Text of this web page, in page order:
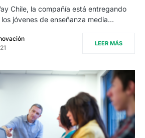
Chile, la compañía está entregando
jóvenes de enseñanza media…
LEER MÁS